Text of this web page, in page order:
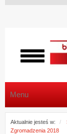
Włącz
menu
Menu
Aktualnie jesteś w:
Zgromadzenia 2018